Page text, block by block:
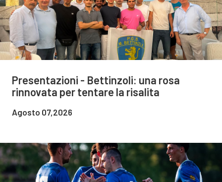
Presentazioni - Bettinzoli: una rosa
rinnovata per tentare la risalita
Agosto 07,2026